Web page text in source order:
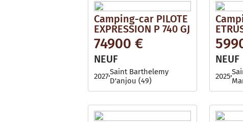
Camping-car PILOTE
EXPRESSION P 740 GJ
74900 €
NEUF
2027Saint Barthelemy
D'anjou (49)
NEUF
2025